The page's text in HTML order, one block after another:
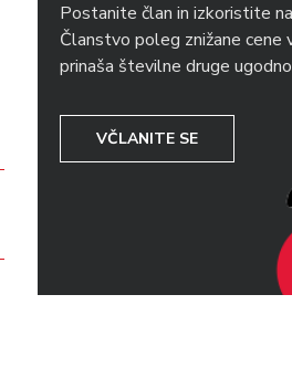
Postanite član in izkoristite
Članstvo poleg znižane cene
prinaša številne druge
VČLANITE SE